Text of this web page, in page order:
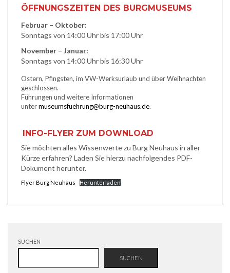
ÖFFNUNGSZEITEN DES BURGMUSEUMS
Februar – Oktober:
Sonntags von 14:00 Uhr bis 17:00 Uhr
November – Januar:
Sonntags von 14:00 Uhr bis 16:30 Uhr
Ostern, Pfingsten, im VW-Werksurlaub und über Weihnachten
geschlossen.
Führungen und weitere Informationen
untermuseumsfuehrung@burg-neuhaus.de.
INFO-FLYER ZUM DOWNLOAD
Sie möchten alles Wissenwerte zu Burg Neuhaus in aller
Kürze erfahren? Laden Sie hierzu nachfolgendes PDF-
Dokument herunter.
Flyer Burg Neuhaus Herunterladen
SUCHEN
SUCHEN